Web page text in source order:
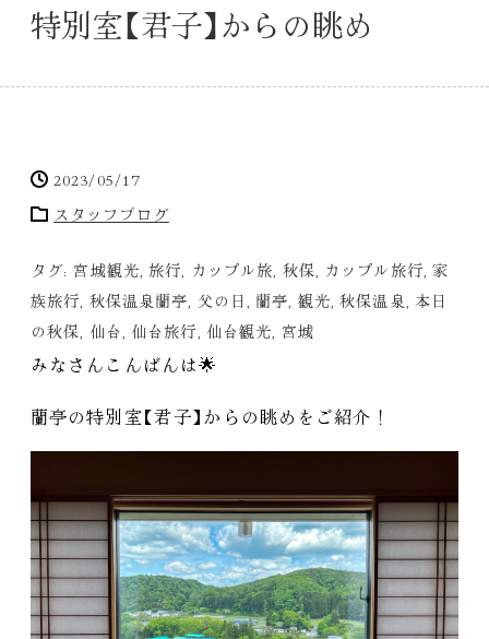
特別室【君子】からの眺め
2023/05/17
スタッフブログ
タグ: 宮城観光 旅行 カップル旅 秋保 カップル旅行 ,家
族旅行 秋保温泉蘭亭 父の日 蘭亭 観光 ,秋保温泉 本日
の秋保 仙台 仙台旅行 仙台観光 宮城
みなさんこんばんは🌟
蘭亭の特別室【君子】からの眺めをご紹介！